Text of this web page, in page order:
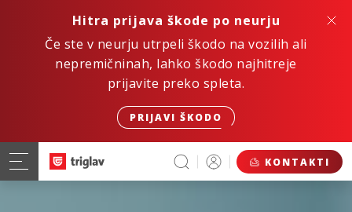
Hitra prijava škode po neurju
Če ste v neurju utrpeli škodo na vozilih ali
nepremičninah, lahko škodo najhitreje
prijavite preko spleta.
PRIJAVI ŠKODO
KONTAKTI